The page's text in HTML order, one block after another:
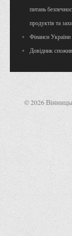
питань
продуктів та
Фінанси України
Довідник
© 2026